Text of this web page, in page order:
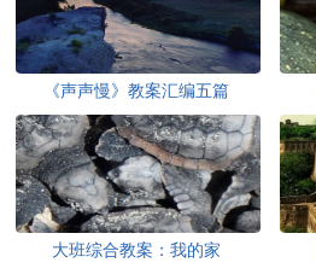
《声声慢》教案汇编五篇
大班综合教案：我的家